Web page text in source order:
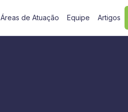
Áreas de Atuação Equipe Artigos